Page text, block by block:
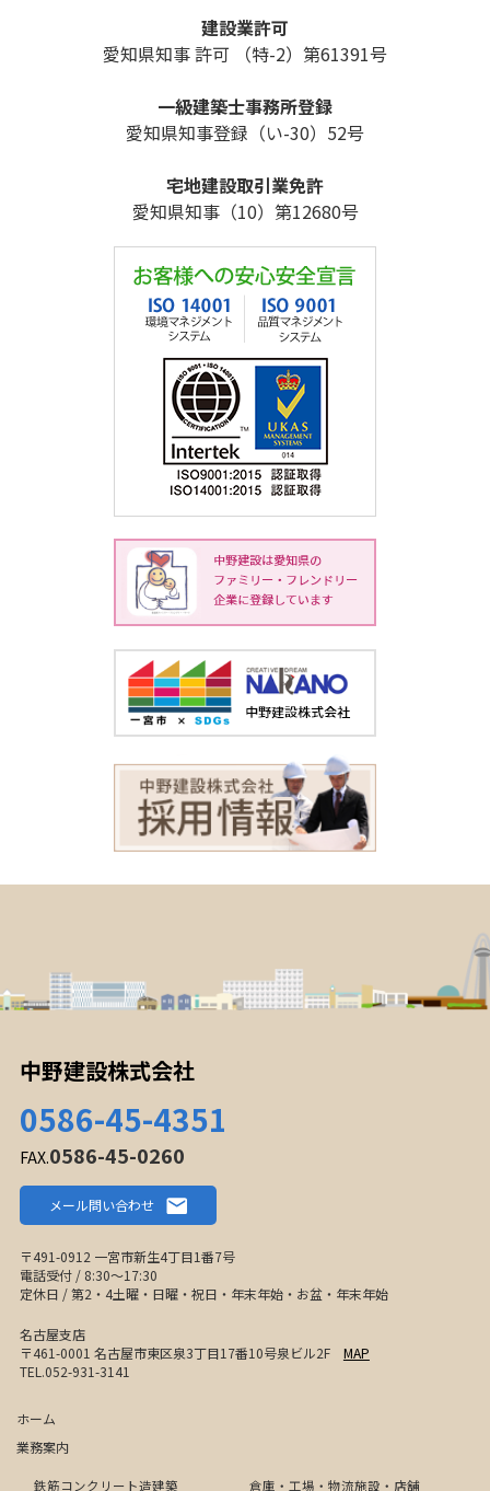
建設業許可
愛知県知事 許可 （特-2）第61391号
一級建築士事務所登録
愛知県知事登録（い-30）52号
宅地建設取引業免許
愛知県知事（10）第12680号
中野建設株式会社
0586-45-4351
FAX.0586-45-0260
メール問い合わせ
〒491-0912 一宮市新生4丁目1番7号
電話受付 / 8:30〜17:30
定休日 / 第2・4土曜・日曜・祝日・年末年始・お盆・年末年始
名古屋支店
〒461-0001 名古屋市東区泉3丁目17番10号泉ビル2F MAP
TEL.052-931-3141
ホーム
業務案内
鉄筋コンクリート造建築 倉庫・工場・物流施設・店舗